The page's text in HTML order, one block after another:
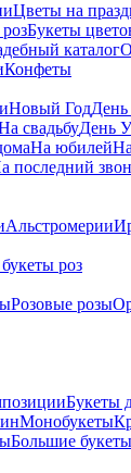
Цветы на
Букеты
каталог
Конфеты
Новый ГодДень
свадьбуДень
На юбилей
последний
Альстромерии
роз
Розовые розы
Букеты
Монобукеты
Большие букеты